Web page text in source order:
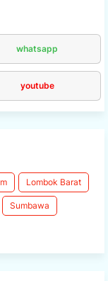
whatsapp
youtube
Lombok Barat
Sumbawa